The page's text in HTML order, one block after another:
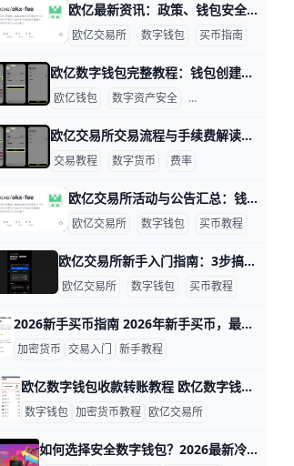
欧亿最新资讯：政策、钱包安全与买币教程 欧亿近期的变化主要集中在政策调整、钱包安全升级和买币流程优化三个方向。比如，部分地区的服务规则会根据合规要求变化，平台也会同步调整可用功能和操作限制；用户在使用前最好先确认自己所在地区是否支持相关服务，避免出现无法交易或无法提币的情况。
欧亿交易所 数字钱包 买币指南
欧亿数字钱包完整教程：钱包创建、买币转账与安全保护全攻略 从零开始掌握欧亿数字钱包：欧亿交易所钱包创建、转账收款与安全保护技巧（含欧亿买币教程与欧亿最新资讯） 一、为什么要用欧亿钱包 欧亿（O易/欧义）是全球主流的数字资产交易平台之一，同时提供交易所钱包与Web3钱包，支持比特币、以太坊、USDT等主流币种，覆盖多链网络（如ERC-20、TRC-20、BEP-20等）。据统计，欧亿平台支持超过300种数字资产交易，并拥有超过1亿用户，这使其在流动性和币种选择上具有明显优势。对不同阶段用户来说，欧亿钱包的好处包括：新手可以用法币通道直接买币；进阶用户可以用Web3钱包参与链上DeFi、NFT和DApp；而专业用户则可享受低手续费和快速撮合交易。例如，新用户通常先用手机注册，完成KYC后，通过快捷买币通道用银行卡或支付宝买入USDT，再在现货市场买入BTC或ETH，整个过程一般只需10-15分钟。
欧亿钱包 数字资产安全 加密货币新手指南
欧亿交易所交易流程与手续费解读|下单到结算全流程 欧亿交易所交易流程与手续费解读：从下单到结算的全流程 欧亿交易所概览与定位 欧亿交易所是一个面向全球用户的数字资产平台，提供现货和法币等多种入口。新手可以先了解充值方式、交易对以及费率等级，再决定是否开通高级权益。举例来说，常见的交易对包括 BTC/USDT、ETH/USDT 等，法币入口通常支持银行卡或银行转账。了解最新公告有助于把握变动，例如最近更新的手续费阶梯和合规要求会影响你的交易成本。
交易教程 数字货币 费率
欧亿交易所活动与公告汇总：钱包更新+买币教程指南 欧亿交易所（欧亿）是全球领先的数字资产交易平台之一，近年来在活动、公告与功能更新方面持续推出新内容。例如，平台在2025年至2026年期间推出了多轮现货交易赛、AI相关币种活动以及Staking锁仓返利等，用户通过参与这些活动可获得USDT奖励、手续费优惠等实际收益。建议普通用户定期登录欧亿官网或App，查看“公告”与“帮助中心”板块，第一时间获取最新活动规则和上线时间，避免错过福利。
欧亿交易所 数字钱包 买币教程
欧亿交易所新手入门指南：3步搞定数字钱包与买币教程 随着数字货币市场持续升温，欧亿（O易）作为全球领先的加密货币交易所之一，已经成为许多新手用户的首选平台。截至2026年，欧亿支持超过300种主流与热门代币的现货交易，涵盖比特币（BTC）、以太坊（ETH）、USDT、狗狗币（DOGE）等，并为用户提供现货、合约、Web3钱包和DeFi等一站式服务。 不论你是想从零开始买第一枚币，还是后期做合约与链上投资，欧亿都能提供相对完整的基础设施和操作指引。
欧亿交易所 数字钱包 买币教程
2026新手买币指南 2026年新手买币，最简单的流程就是：先注册一个正规平台，完成实名认证，再用法币或稳定币买入 USDT，最后用 USDT 兑换比特币、以太坊等主流币。比如你想先投入 1000 元，可以先买 1000 元等值的 USDT，再用这笔 USDT 去买 BTC/USDT 或 ETH/USDT，这样步骤清楚，也更容易控制风险。
加密货币 交易入门 新手教程
欧亿数字钱包收款转账教程 欧亿数字钱包收款与转账，核心可以理解为“先选对币，再选对链，最后再确认地址”。比如你要收 USDT，就要先确认是 TRC20、ERC20 还是其他网络，因为不同网络对应的地址规则和手续费都不一样。对新手来说，最稳妥的做法是先用小额测试一次，比如先转 1 USDT，确认到账正常后再继续大额操作，这样更安全，也更容易避免误转。
数字钱包 加密货币教程 欧亿交易所
如何选择安全数字钱包？2026最新冷钱包与热钱包推荐对比 在 2026 年，数字资产市值已经突破万亿美元级别，单个普通投资者在不同链上持有 5～10 种主流币或稳定币已很常见，安全的钱包不再是“可选项”，而是保护这些资产的第一道防线。选择一个好的数字钱包，会直接影响你资金被盗的概率、找回资产的难易程度，以及你日常转账、参与 DeFi 或 NFT 的体验顺不顺手。只要你搞懂钱包类型、核心安全点，再结合自己的资金规模和操作习惯，其实完全可以用简单的思路做出清晰选择，而不是被复杂名词吓到。